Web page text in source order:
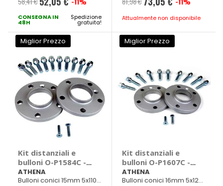
Prezzo
speciale
CONSEGNA IN
48H
Spedizione
gratuita!
Prezzo
speciale
Attualmente non disponibile
Miglior Prezzo
Kit distanziali e
bulloni O-P1584C -
ATHENA
ATHENA
Bulloni conici 15mm 5x110
Miglior Prezzo
Kit distanziali e
bulloni O-P1607C -
ATHENA
ATHENA
Bulloni conici 16mm 5x120